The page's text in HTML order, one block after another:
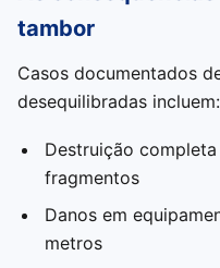
tambor
Casos documentados
desequilibradas incluem:
Destruição
fragmentos
Danos em
metros